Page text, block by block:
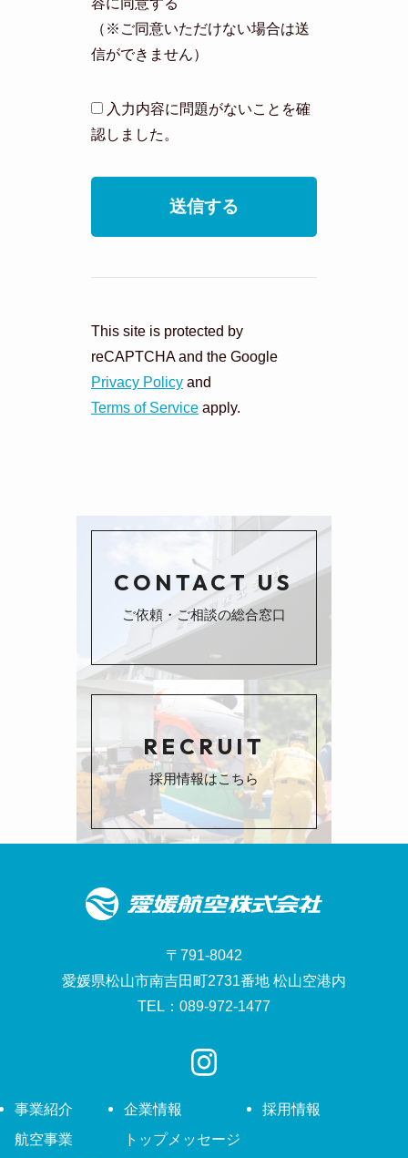
（※ご同意いただけない場合は送
信ができません）
入力内容に問題がないことを確
認しました。
This site is protected by
reCAPTCHA and the Google
Privacy Policy and
Terms of Service apply.
CONTACT US
ご依頼・ご相談の総合窓口
RECRUIT
採用情報はこちら
〒791-8042
愛媛県松山市南吉田町2731番地 松山空港内
TEL：089-972-1477
事業紹介
航空事業
企業情報
トップメッセージ
採用情報